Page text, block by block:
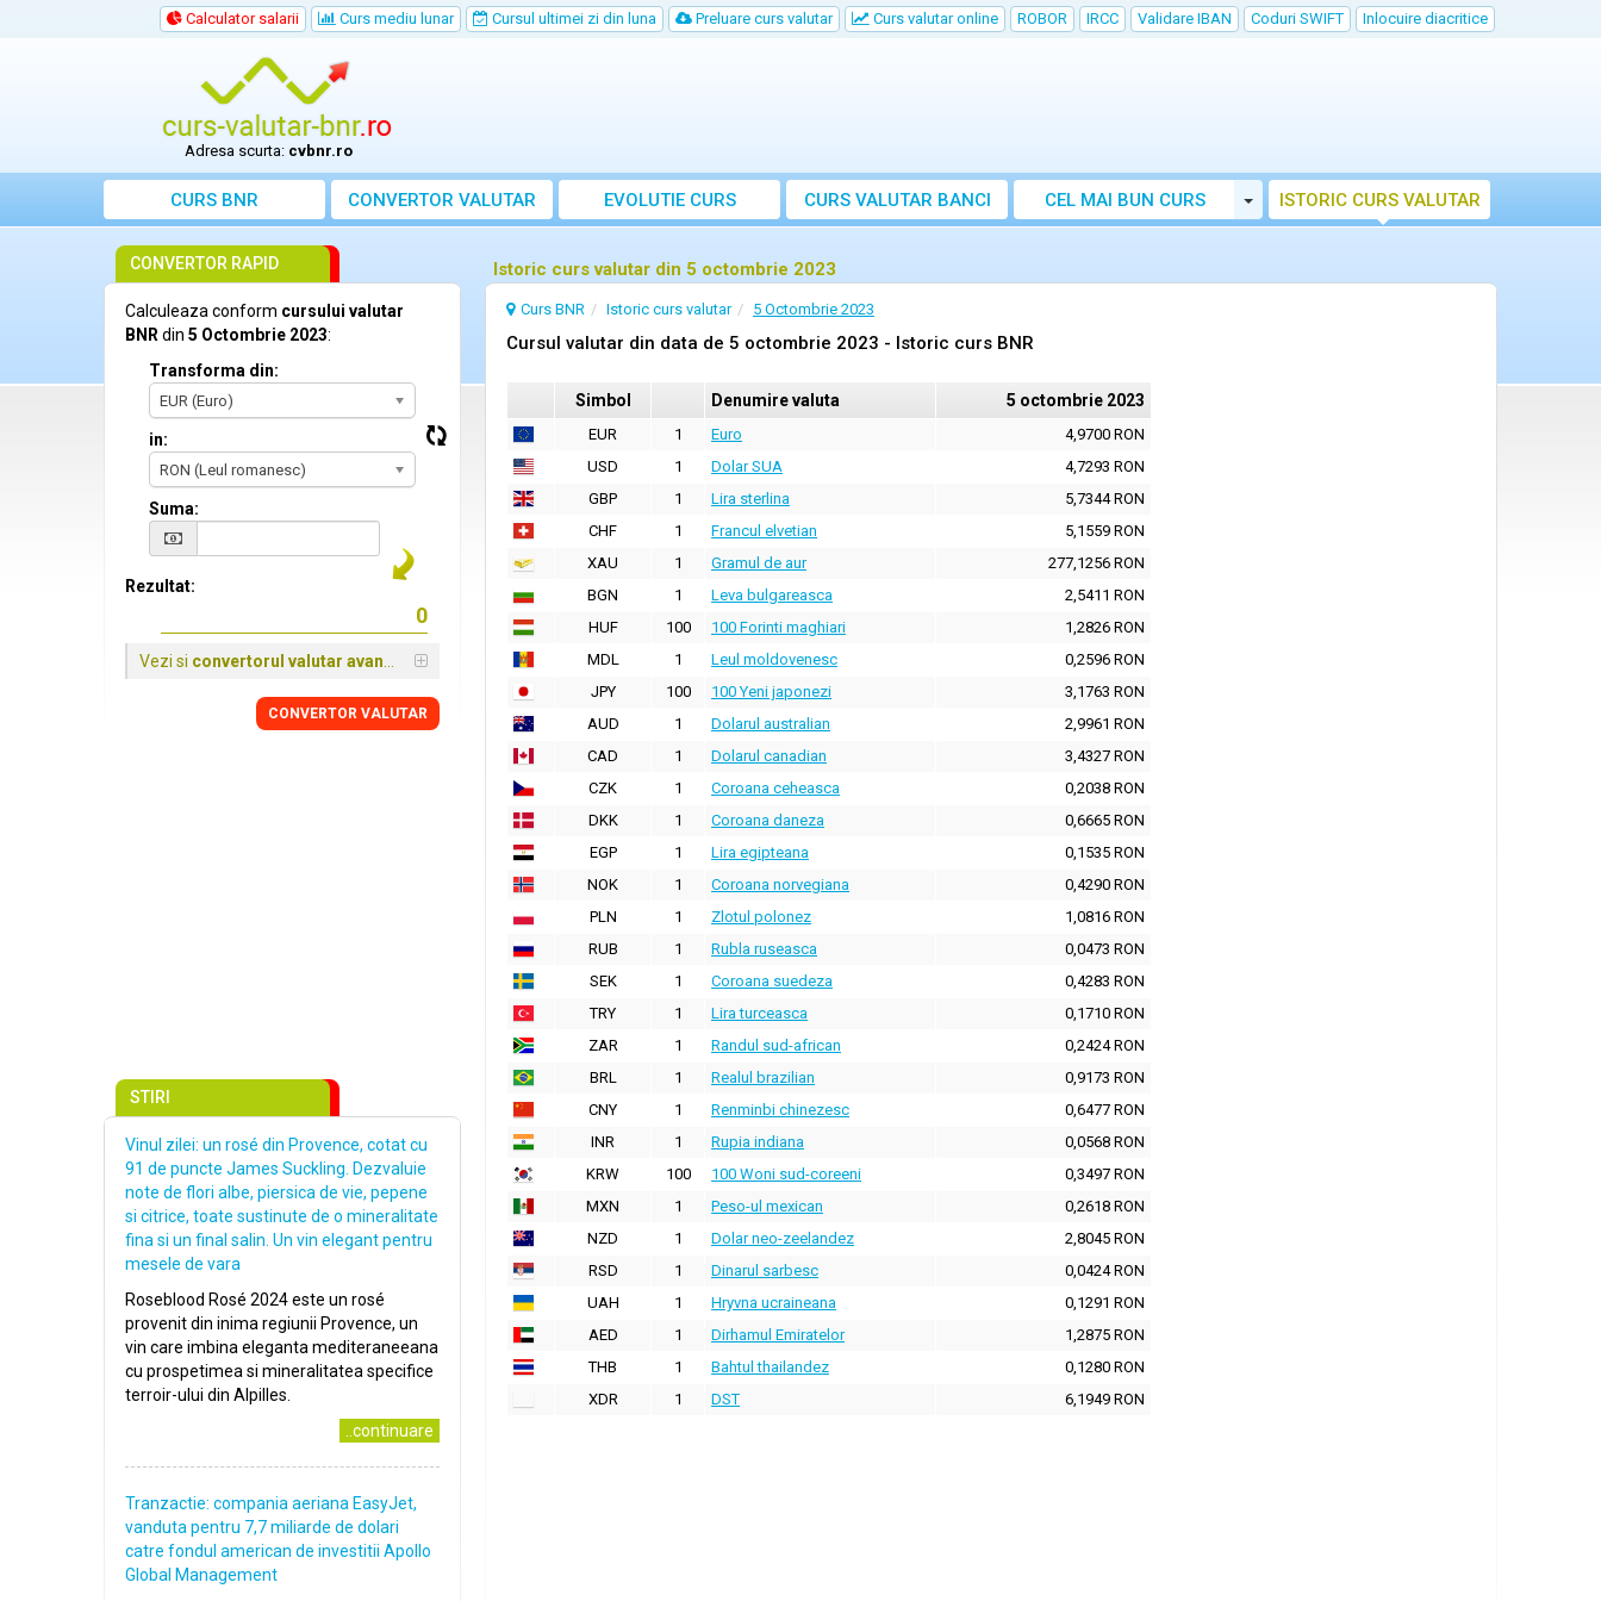
Calculator salarii Curs mediu lunar Cursul ultimei zi din luna Preluare curs valutar Curs valutar online ROBOR IRCC Validare IBAN Coduri SWIFT Inlocuire diacritice
Adresa scurta: cvbnr.ro
CURS BNR CONVERTOR VALUTAR EVOLUTIE CURS CURS VALUTAR BANCI CEL MAI BUN CURS Toggle Dropdown
ISTORIC CURS VALUTAR
Istoric curs valutar din 5 octombrie 2023
Curs BNR Istoric curs valutar 5 Octombrie 2023
Cursul valutar din data de 5 octombrie 2023 - Istoric curs BNR
Simbol Denumire valuta 5 octombrie 2023
EUR 1 Euro
4,9700 RON
USD
1 Dolar SUA
4,7293 RON
GBP
1 Lira sterlina
5,7344 RON
CHF
1 Francul elvetian
5,1559 RON
XAU
1 Gramul de aur
277,1256 RON
BGN
1 Leva bulgareasca
2,5411 RON
HUF
100 100 Forinti maghiari
1,2826 RON
MDL
1 Leul moldovenesc
0,2596 RON
JPY
100 100 Yeni japonezi
3,1763 RON
AUD
1 Dolarul australian
2,9961 RON
CAD
1 Dolarul canadian
3,4327 RON
CZK
1 Coroana ceheasca
0,2038 RON
DKK
1 Coroana daneza
0,6665 RON
EGP
1 Lira egipteana
0,1535 RON
NOK
1 Coroana norvegiana
0,4290 RON
PLN
1 Zlotul polonez
1,0816 RON
RUB
1 Rubla ruseasca
0,0473 RON
SEK
1 Coroana suedeza
0,4283 RON
TRY
1 Lira turceasca
0,1710 RON
ZAR
1 Randul sud-african
0,2424 RON
BRL
1 Realul brazilian
0,9173 RON
CNY
1 Renminbi chinezesc
0,6477 RON
INR
1 Rupia indiana
0,0568 RON
KRW
100 100 Woni sud-coreeni
0,3497 RON
MXN
1 Peso-ul mexican
0,2618 RON
NZD
1 Dolar neo-zeelandez
2,8045 RON
RSD
1 Dinarul sarbesc
0,0424 RON
UAH
1 Hryvna ucraineana
0,1291 RON
AED
1 Dirhamul Emiratelor
1,2875 RON
THB
1 Bahtul thailandez
0,1280 RON
XDR
1 DST 6,1949 RON
CONVERTOR RAPID
Calculeaza conform cursului valutar
BNR din 5 Octombrie 2023:
Transforma din:
EUR (Euro)
in:
RON (Leul romanesc)
Suma:
Rezultat:
Vezi si convertorul valutar avansat
CONVERTOR VALUTAR
STIRI
Vinul zilei: un rosé din Provence, cotat cu
91 de puncte James Suckling. Dezvaluie
note de flori albe, piersica de vie, pepene
si citrice, toate sustinute de o mineralitate
fina si un final salin. Un vin elegant pentru
mesele de vara
Roseblood Rosé 2024 este un rosé
provenit din inima regiunii Provence, un
vin care imbina eleganta mediteraneeana
cu prospetimea si mineralitatea specifice
terroir-ului din Alpilles.
..continuare
Tranzactie: compania aeriana EasyJet,
vanduta pentru 7,7 miliarde de dolari
catre fondul american de investitii Apollo
Global Management